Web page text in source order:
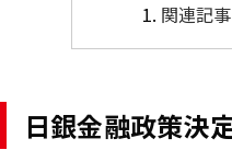
関連記事
日銀金融政策決